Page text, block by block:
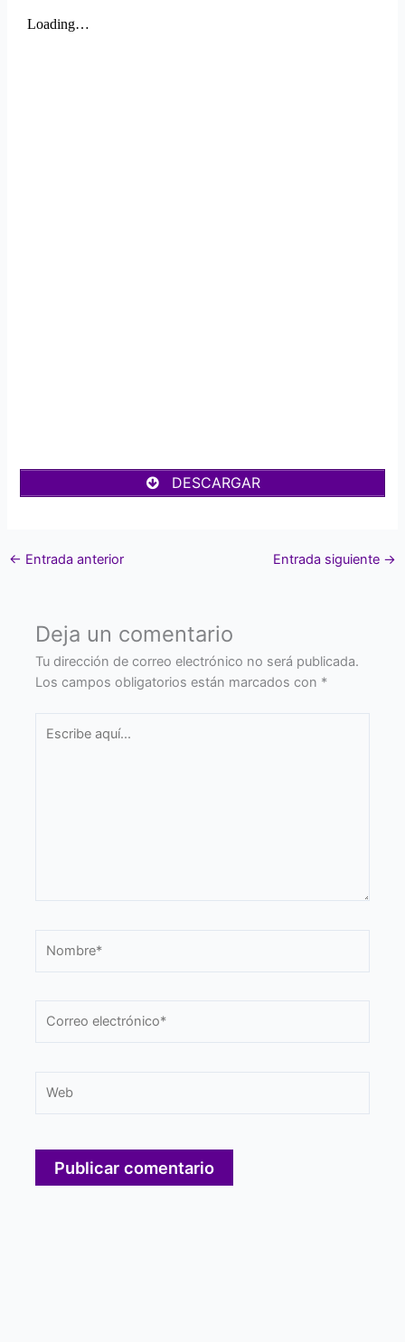
DESCARGAR
← Entrada anterior Entrada siguiente →
Deja un comentario
Tu dirección de correo electrónico no será publicada.
Los campos obligatorios están marcados con *
aquí...
electrónico*